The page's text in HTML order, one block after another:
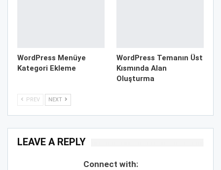
WordPress Menüye
Kategori Ekleme
WordPress Temanın Üst
Kısmında Alan
Oluşturma
PREV NEXT
LEAVE A REPLY
Connect with: